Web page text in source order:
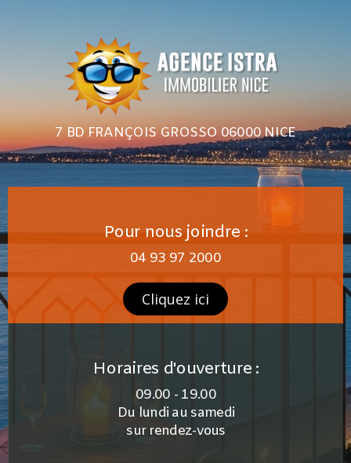
7 BD FRANÇOIS GROSSO 06000 NICE
Pour nous joindre :
04 93 97 2000
Cliquez ici
Horaires d'ouverture :
09.00 - 19.00
Du lundi au samedi
sur rendez-vous